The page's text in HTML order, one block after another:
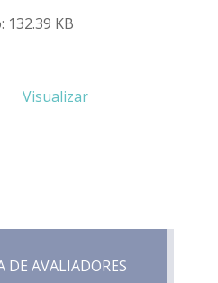
132.39 KB
Visualizar
DE AVALIADORES